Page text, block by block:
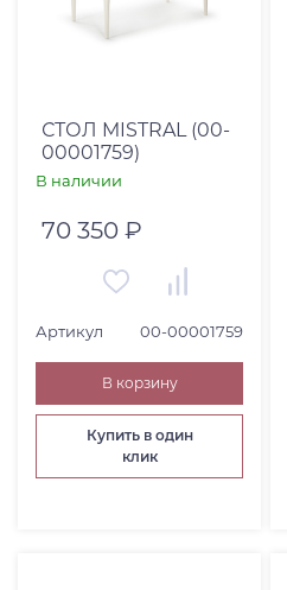
СТОЛ MISTRAL (00-
00001759)
В наличии
70 350 ₽
Артикул 00-00001759
В корзину
Купить в один
клик